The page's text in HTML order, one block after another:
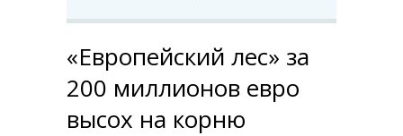
«Европейский лес» за
200 миллионов евро
высох на корню